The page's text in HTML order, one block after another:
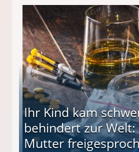
(34) in den finanziellen Ruin!
Ihr Kind kam
behindert zur Welt:
Mutter